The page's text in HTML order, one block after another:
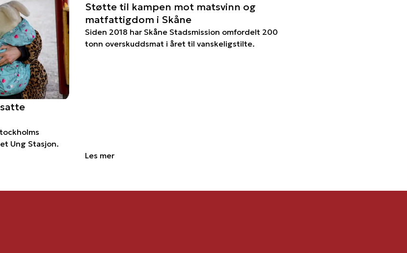
Ung Stasjon.
Støtte til kampen mot matsvinn og
matfattigdom i Skåne
Siden 2018 har Skåne Stadsmission omfordelt 200
tonn overskuddsmat i året til vanskeligstilte.
Les mer